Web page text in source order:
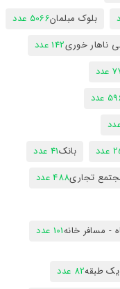
بلوک مبلمان5066 عدد
ناهار خوری142 عدد
بانک41 عدد
تجاری488 عدد
مسافر خانه101 عدد
طبقه82 عدد